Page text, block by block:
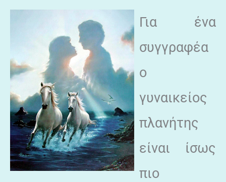
Για ένα
συγγραφέα
ο
γυναικείος
πλανήτης
είναι ίσως
πιο